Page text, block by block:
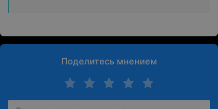
Поделитесь мнением